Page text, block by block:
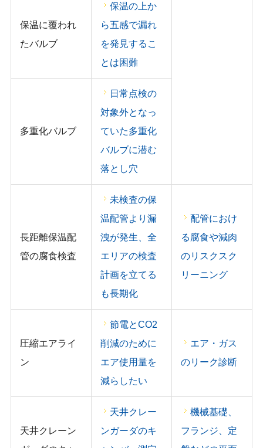
保温に覆われ
たバルブ
保温の上か
ら五感で漏れ
を発見するこ
とは困難
多重化バルブ
日常点検の
対象外となっ
ていた多重化
バルブに潜む
落とし穴
長距離保温配
管の腐食検査
未検査の保
温配管より漏
洩が発生、全
エリアの検査
計画を立てる
も長期化
配管におけ
る腐食や減肉
のリスクスク
リーニング
圧縮エアライ
ン
節電とCO2
削減のために
エア使用量を
減らしたい
エア・ガス
のリーク診断
天井クレーン
天井クレー
ンガーダのキ
機械基礎、
フランジ、定